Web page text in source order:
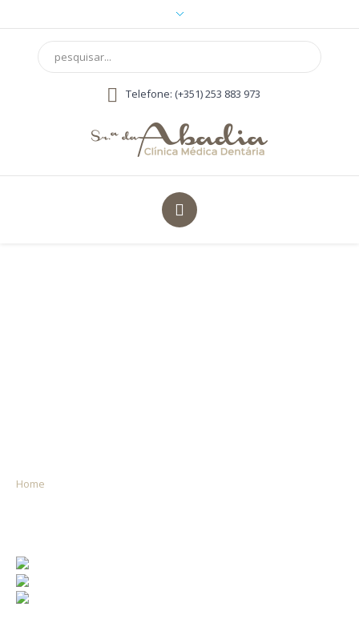
Telefone: (+351) 253 883 973
Home